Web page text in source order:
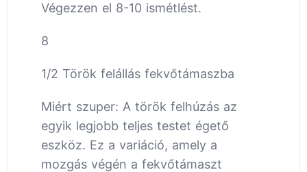
Végezzen el 8-10 ismétlést.
8
1/2 Török felállás fekvőtámaszba
Miért szuper: A török felhúzás az
egyik legjobb teljes testet égető
eszköz. Ez a variáció, amely a
mozgás végén a fekvőtámaszt